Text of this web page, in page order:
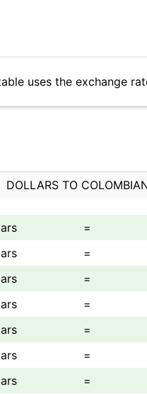
uses the exchange
DOLLARS TO
=
=
=
=
=
=
=